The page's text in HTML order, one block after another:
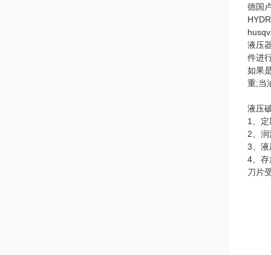
德国
液压
件进
如果
重;当
液压
1、
2、
3、液
4、存
刀片